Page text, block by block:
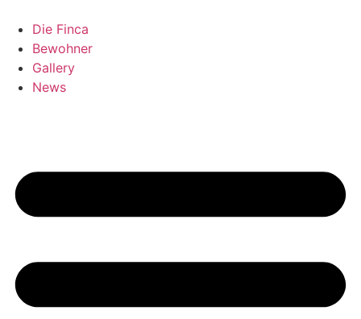
Inhalt
springen
Die Finca
Bewohner
Gallery
News